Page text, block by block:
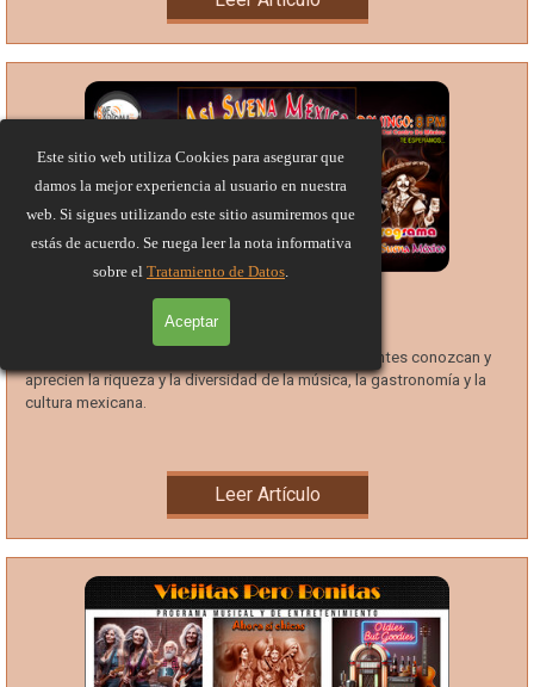
Este sitio web utiliza Cookies para asegurar que
damos la mejor experiencia al usuario en nuestra
web. Si sigues utilizando este sitio asumiremos que
estás de acuerdo. Se ruega leer la nota informativa
sobre el Tratamiento de Datos.
Aceptar
Así Suena México
01 Abr 2026
El programa tiene como objetivo hacer que los oyentes conozcan y
aprecien la riqueza y la diversidad de la música, la gastronomía y la
cultura mexicana.
Leer Artículo